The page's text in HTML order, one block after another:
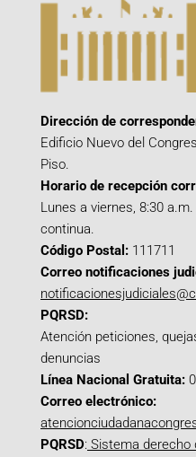
Dirección de
Edificio Nuevo del
Piso.
Horario de recepción
Lunes a viernes, 8:30
continua.
Código Postal: 111711
Correo notificaciones
PQRSD:
Atención peticiones,
denuncias
Línea Nacional Gratuita:
Correo electrónico:
PQRSD: Sistema derecho